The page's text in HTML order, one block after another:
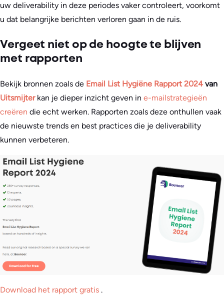
uw deliverability in deze periodes vaker controleert, voorkomt
u dat belangrijke berichten verloren gaan in de ruis.
Vergeet niet op de hoogte te blijven
met rapporten
Bekijk bronnen zoals de Email List Hygiëne Rapport 2024 van
Uitsmijter kan je dieper inzicht geven in e-mailstrategieën
creëren die echt werken. Rapporten zoals deze onthullen vaak
de nieuwste trends en best practices die je deliverability
kunnen verbeteren.
Download het rapport gratis .